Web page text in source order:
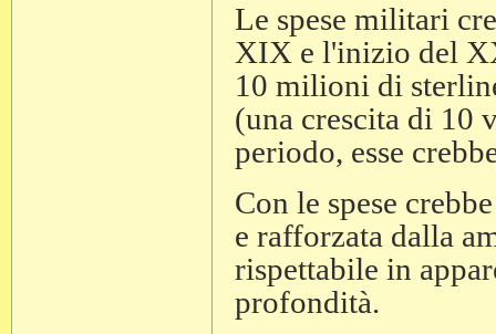
Le spese militari
XIX e l'inizio del
10 milioni di
(una crescita di 10
periodo, esse
Con le spese
e rafforzata dalla
rispettabile in
profondità.